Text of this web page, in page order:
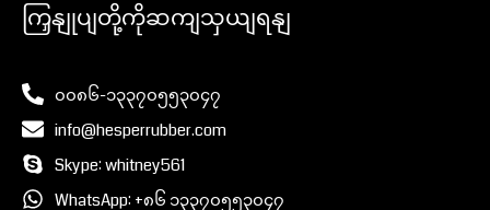
ကြှနျုပျတို့ကိုဆကျသှယျရနျ
၀၀၈၆-၁၃၃၇၀၅၅၃၀၄၇
info@hesperrubber.com
Skype: whitney561
WhatsApp: +၈၆ ၁၃၃၇၀၅၅၃၀၄၇